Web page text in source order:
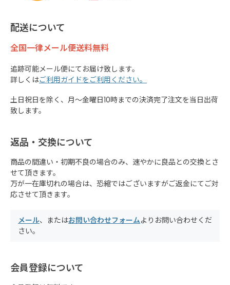
配送について
全国一律メール便送料無料
追跡可能メール便にてお届け致します。
詳しくはご利用ガイドをご利用ください。
土日祝日を除く、月～金曜日10時までの決済完了注文を当日出荷
致します。
返品・交換について
商品の間違い・初期不良の場合のみ、速やかに良品との交換とさ
せて頂きます。
万が一在庫切れの場合は、恐縮ではございますがご返金にてご対
応させて頂きます。
メール、またはお問い合わせフォームよりお問い合わせくだ
さい。
会員登録について